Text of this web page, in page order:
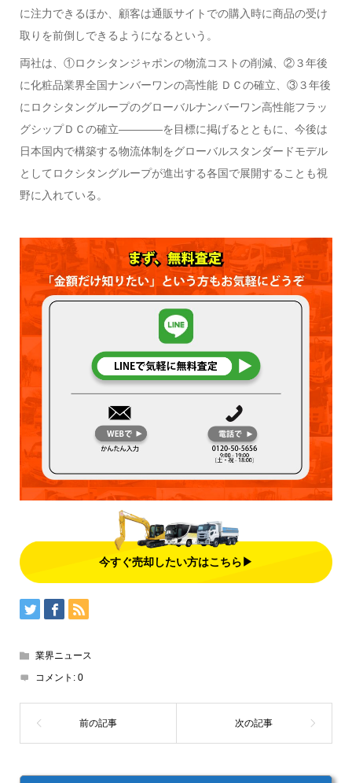
に注力できるほか、顧客は通販サイトでの購入時に商品の受け
取りを前倒しできるようになるという。
両社は、①ロクシタンジャポンの物流コストの削減、②３年後
に化粧品業界全国ナンバーワンの高性能 ＤＣの確立、③３年後
にロクシタングループのグローバルナンバーワン高性能フラッ
グシップＤＣの確立————を目標に掲げるとともに、今後は
日本国内で構築する物流体制をグローバルスタンダードモデル
としてロクシタングループが進出する各国で展開することも視
野に入れている。
今すぐ売却したい方はこちら▶
業界ニュース
コメント: 0